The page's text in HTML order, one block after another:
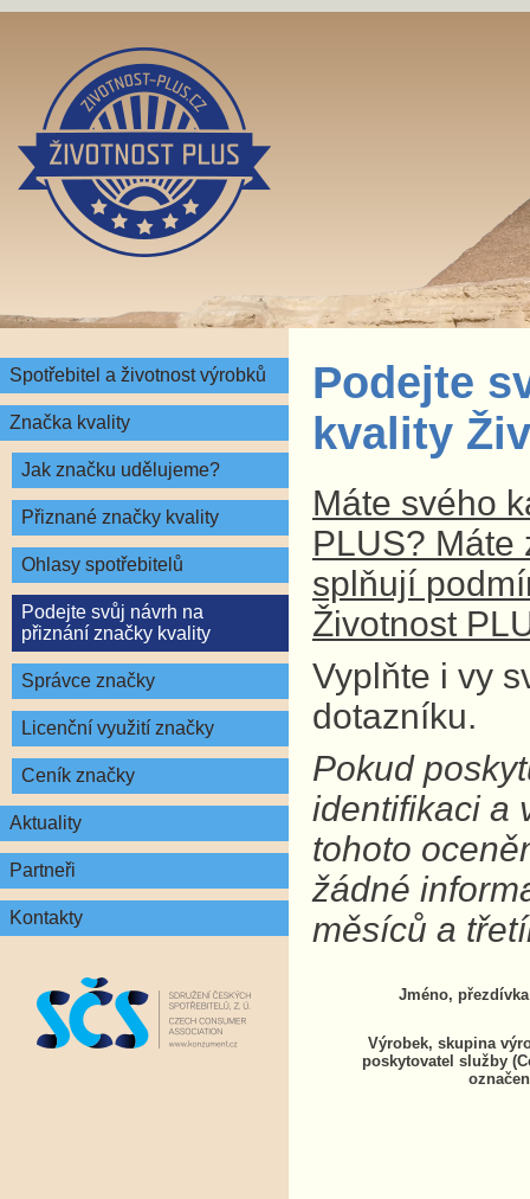
Spotřebitel a životnost výrobků
Značka kvality
Jak značku udělujeme?
Přiznané značky kvality
Ohlasy spotřebitelů
Podejte svůj návrh na
přiznání značky kvality
Správce značky
Licenční využití značky
Ceník značky
Aktuality
Partneři
Kontakty
Podejte
kvality
Máte svého
PLUS? Máte
splňují
Životnost
Vyplňte i vy
dotazníku.
Pokud
identifikaci a
tohoto
žádné
měsíců a
Jméno,
Výrobek, skupina
poskytovatel služby